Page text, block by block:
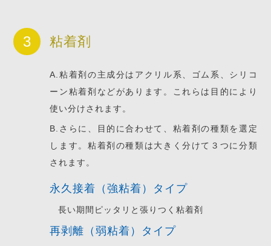
粘着剤
A.粘着剤の主成分はアクリル系、ゴム系、シリコ
ーン粘着剤などがあります。これらは目的により
使い分けされます。
B.さらに、目的に合わせて、粘着剤の種類を選定
します。粘着剤の種類は大きく分けて３つに分類
されます。
永久接着（強粘着）タイプ
長い期間ピッタリと張りつく粘着剤
再剥離（弱粘着）タイプ